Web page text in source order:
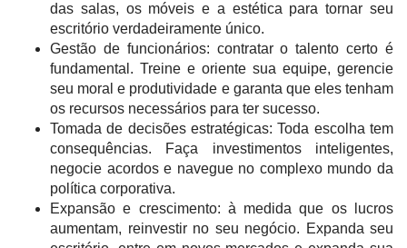
das salas, os móveis e a estética para tornar seu
escritório verdadeiramente único.
Gestão de funcionários: contratar o talento certo é
fundamental. Treine e oriente sua equipe, gerencie
seu moral e produtividade e garanta que eles tenham
os recursos necessários para ter sucesso.
Tomada de decisões estratégicas: Toda escolha tem
consequências. Faça investimentos inteligentes,
negocie acordos e navegue no complexo mundo da
política corporativa.
Expansão e crescimento: à medida que os lucros
aumentam, reinvestir no seu negócio. Expanda seu